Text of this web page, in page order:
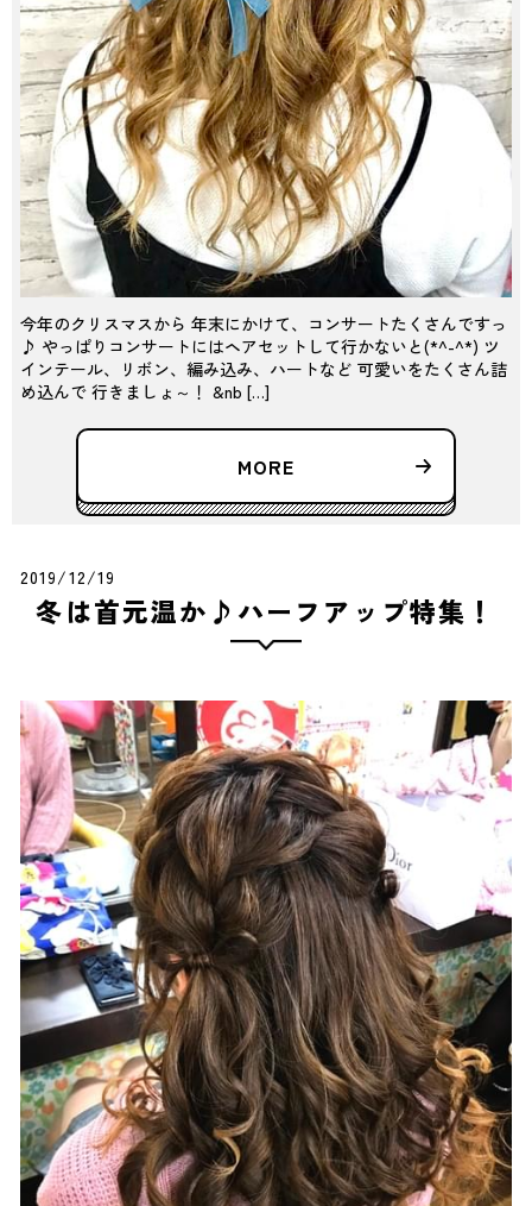
今年のクリスマスから 年末にかけて、コンサートたくさんですっ
♪ やっぱりコンサートにはヘアセットして行かないと(*^-^*) ツ
インテール、リボン、編み込み、ハートなど 可愛いをたくさん詰
め込んで 行きましょ～！ &nb […]
MORE
2019/12/19
冬は首元温か♪ハーフアップ特集！